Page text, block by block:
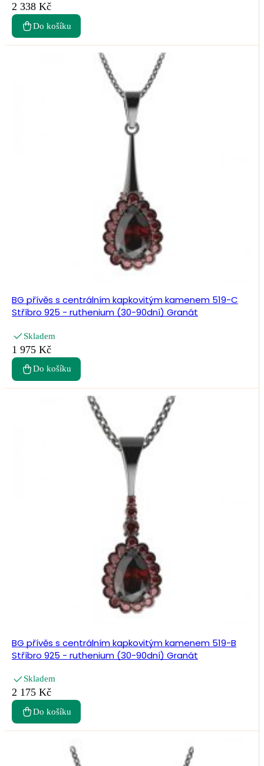
2 338 Kč
Do košíku
BG přívěs s centrálním kapkovitým kamenem 519-C
Stříbro 925 - ruthenium (30-90dní) Granát
Skladem
1 975 Kč
Do košíku
BG přívěs s centrálním kapkovitým kamenem 519-B
Stříbro 925 - ruthenium (30-90dní) Granát
Skladem
2 175 Kč
Do košíku